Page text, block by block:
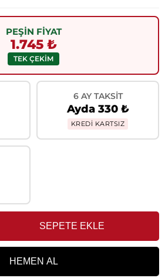
PEŞİN FİYAT
1.745 ₺
TEK ÇEKİM
6 AY TAKSIT
Ayda 330 ₺
KREDİ KARTSIZ